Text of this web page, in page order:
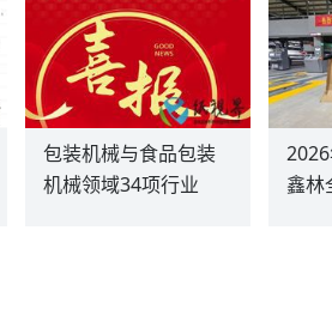
包装机械与食品包装
机械领域34项行业
鑫林